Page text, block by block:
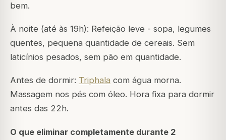
bem.
À noite (até às 19h): Refeição leve - sopa, legumes
quentes, pequena quantidade de cereais. Sem
laticínios pesados, sem pão em quantidade.
Antes de dormir: Triphala com água morna.
Massagem nos pés com óleo. Hora fixa para dormir
antes das 22h.
O que eliminar completamente durante 2